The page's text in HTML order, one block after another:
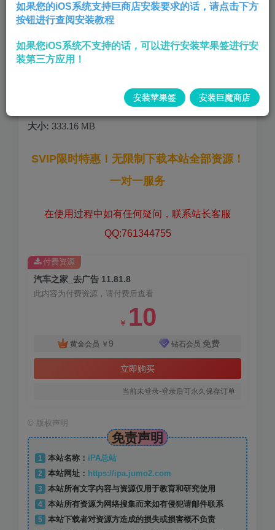
去除启动广告
去除首页广告
无任何弹窗,
大小: 333.16 MB
SVIP限时特惠！无限制下载本站全部资源！
一对一服务
在使用过程中如有任何疑问，联系站长客服
QQ:761344755
汽车之家_去广告 11.81.8
此内容为付费资源，请付费后查看
￥ 10
黄金会员 ￥ 9 钻石会员 免费
立即购买
当前未登录-登录后可永久保存订单
付费资源
© 版权声明
免责声明
1 本站名称： iPA总站
2
本站网址： https://ipa.jumo2.com
3
本站所有文字内容与资源仅用于教育和研究使用
4
本站所有资源为网络搜集而来如有侵犯请邮件联系
5
本站下载者对资源方造成的损失或损害概不负责
如果您的iOS系统支持巨商店安装要求的话，请点击下方
按钮进行查阅安装教程
如果您iOS系统不支持的话，可以进行安装苹果签进行安
装第三方应用！
安装苹果签 安装巨魔商店